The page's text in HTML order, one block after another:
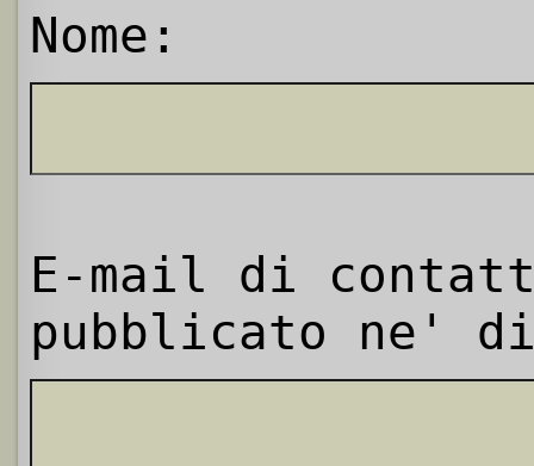
Nome:
E-mail di
pubblicato ne'